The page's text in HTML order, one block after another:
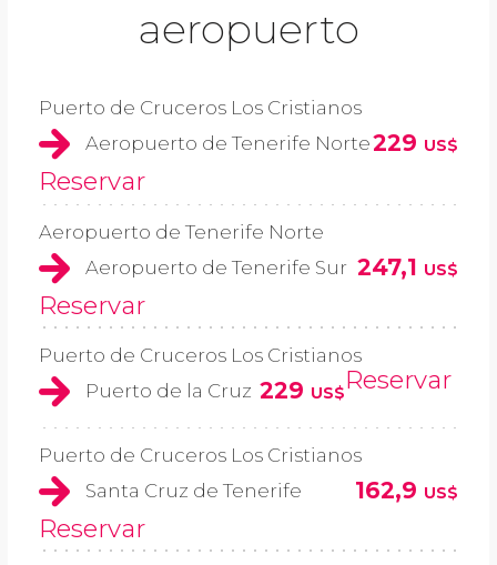
aeropuerto
Puerto de Cruceros Los Cristianos
Aeropuerto de Tenerife Norte229 US$
Reservar
Aeropuerto de Tenerife Norte
Aeropuerto de Tenerife Sur 247,1 US$
Reservar
Puerto de Cruceros Los Cristianos
Puerto de la Cruz 229 US$Reservar
Puerto de Cruceros Los Cristianos
Santa Cruz de Tenerife
162,9 US$
Reservar